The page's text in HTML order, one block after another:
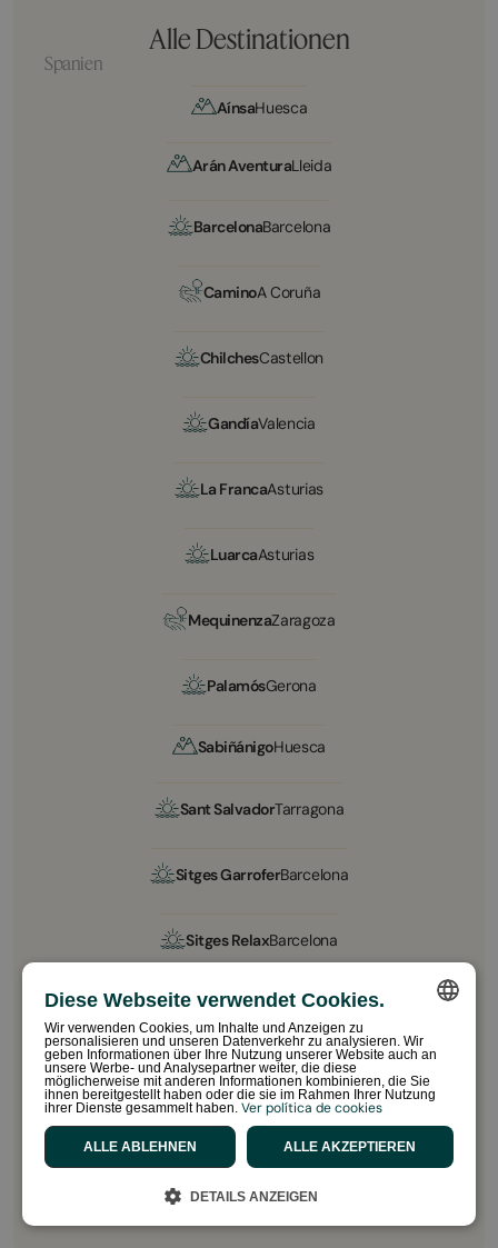
Alle Destinationen
Spanien
AínsaHuesca
Arán AventuraLleida
BarcelonaBarcelona
CaminoA Coruña
ChilchesCastellon
GandíaValencia
La FrancaAsturias
LuarcaAsturias
MequinenzaZaragoza
PalamósGerona
SabiñánigoHuesca
Sant SalvadorTarragona
Sitges GarroferBarcelona
Sitges RelaxBarcelona
Vall NaturaGerona
Portugal
AlbufeiraAlgarve
Alle Reiseziele
SPANISH
ENGLISH
CATALAN
Diese Webseite verwendet Cookies.
Wir verwenden Cookies, um Inhalte und Anzeigen zu
personalisieren und unseren Datenverkehr zu analysieren. Wir
geben Informationen über Ihre Nutzung unserer Website auch an
unsere Werbe- und Analysepartner weiter, die diese
möglicherweise mit anderen Informationen kombinieren, die Sie
ihnen bereitgestellt haben oder die sie im Rahmen Ihrer Nutzung
ihrer Dienste gesammelt haben. Ver política de cookies
ALLE AKZEPTIEREN
ALLE ABLEHNEN
DETAILS ANZEIGEN